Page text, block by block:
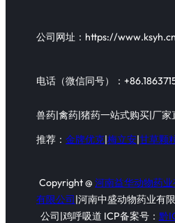
公司网址：https://www.ksyh.cn
电话（微信同号）：
兽药|禽药|猪药一站式购买|厂家
推荐： 金牌优克|梅立安|甘草颗
Copyright @ 河南益华动物药业
有限公司|河南中盛动物药业有
公司|鸡呼吸道 ICP备案号： 黔